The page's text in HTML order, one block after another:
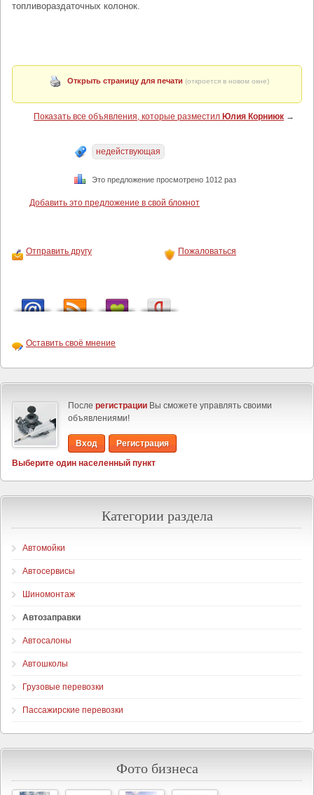
топливораздаточных колонок.
Открыть страницу для печати (откроется в новом окне)
Показать все объявления, которые разместил Юлия Корниюк →
недействующая
Это предложение просмотрено 1012 раз
Добавить это предложение в свой блокнот
Отправить другу Пожаловаться
Оставить своё мнение
После регистрации Вы сможете управлять своими
объявлениями!
Вход
Регистрация
Выберите один населенный пункт
Категории раздела
Автомойки
Автосервисы
Шиномонтаж
Автозаправки
Автосалоны
Автошколы
Грузовые перевозки
Пассажирские перевозки
Фото бизнеса